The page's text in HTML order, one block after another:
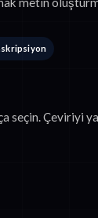
seçin. Çeviriyi